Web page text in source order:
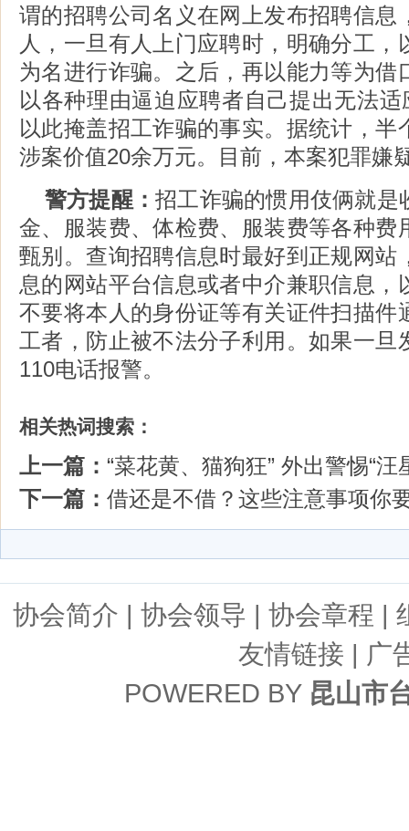
谓的招聘公司名义在网上发布招聘信息
人，一旦有人上门应聘时，明确分工，
为名进行诈骗。之后，再以能力等为借
以各种理由逼迫应聘者自己提出无法适
以此掩盖招工诈骗的事实。据统计，半
涉案价值20余万元。目前，本案犯罪嫌
警方提醒：招工诈骗的惯用伎俩就是
金、服装费、体检费、服装费等各种费
甄别。查询招聘信息时最好到正规网站
息的网站平台信息或者中介兼职信息，
不要将本人的身份证等有关证件扫描件
工者，防止被不法分子利用。如果一旦
110电话报警。
相关热词搜索：
上一篇： “菜花黄、猫狗狂” 外出警惕“汪
下一篇： 借还是不借？这些注意事项你
协会简介 | 协会领导 | 协会章程 |
友情链接 | 广
POWERED BY 昆山市